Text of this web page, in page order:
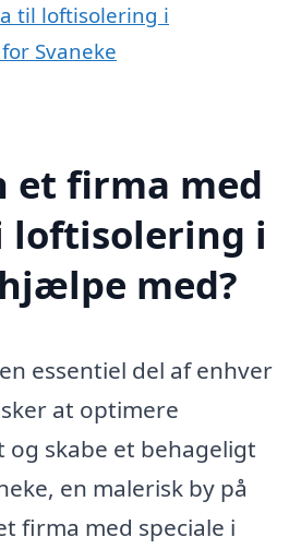
til loftisolering i
Svaneke
et firma med
loftisolering i
med?
essentiel del af enhver
at optimere
skabe et behageligt
en malerisk by på
firma med speciale i